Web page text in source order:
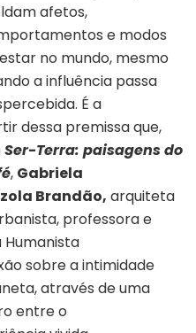
afetos,
e modos
no mundo, mesmo
a influência passa
É a
dessa premissa que,
Ser-Terra: paisagens do
, Gabriela
Brandão, arquiteta
professora e
sobre a intimidade
através de uma
entre o